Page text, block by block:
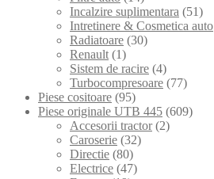
Incalzire suplimentara (51)
Intretinere & Cosmetica auto
Radiatoare (30)
Renault (1)
Sistem de racire (4)
Turbocompresoare (77)
Piese cositoare (95)
Piese originale UTB 445 (609)
Accesorii tractor (2)
Caroserie (32)
Directie (80)
Electrice (47)